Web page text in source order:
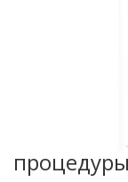
процедуры